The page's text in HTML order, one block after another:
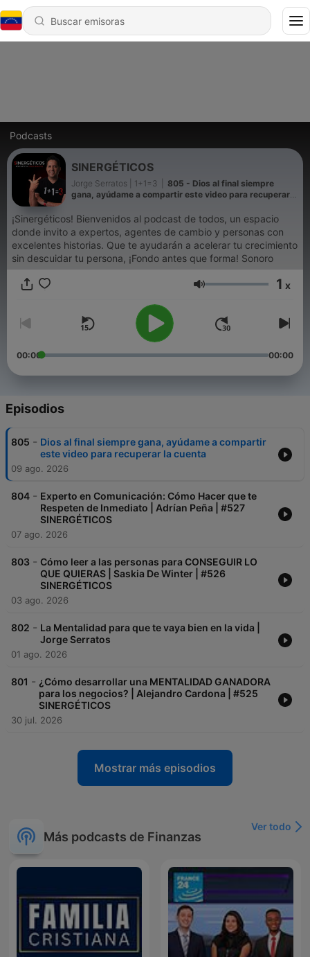
Podcasts
SINERGÉTICOS
Jorge Serratos | 1+1=3
805 - Dios al final siempre
gana, ayúdame a compartir este video para recuperar
¡Sinergéticos! Bienvenidos al podcast de todos, un espacio
donde invito a expertos, agentes de cambio y personas con
excelentes historias. Que te ayudarán a acelerar tu crecimiento
sin descuidar tu persona, ¡Fondo antes que forma! Sonoro
Volumen 1 x
00:00 00:00
Episodios
805 - Dios al final siempre gana, ayúdame a compartir
este video para recuperar la cuenta
09 ago. 2026
804 - Experto en Comunicación: Cómo Hacer que te
Respeten de Inmediato | Adrían Peña | #527
SINERGÉTICOS
07 ago. 2026
803 - Cómo leer a las personas para CONSEGUIR LO
QUE QUIERAS | Saskia De Winter | #526
SINERGÉTICOS
03 ago. 2026
802 - La Mentalidad para que te vaya bien en la vida |
Jorge Serratos
01 ago. 2026
801 - ¿Cómo desarrollar una MENTALIDAD GANADORA
para los negocios? | Alejandro Cardona | #525
SINERGÉTICOS
30 jul. 2026
Mostrar más episodios
Más podcasts de Finanzas
Ver todo